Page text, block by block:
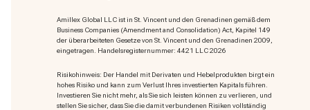
Amillex Global LLC ist in St. Vincent und den Grenadinen gemäß dem
Business Companies (Amendment and Consolidation) Act, Kapitel 149
der überarbeiteten Gesetze von St. Vincent und den Grenadinen 2009,
eingetragen. Handelsregisternummer: 4421 LLC 2026
Risikohinweis: Der Handel mit Derivaten und Hebelprodukten birgt ein
hohes Risiko und kann zum Verlust Ihres investierten Kapitals führen.
Investieren Sie nicht mehr, als Sie sich leisten können zu verlieren, und
stellen Sie sicher, dass Sie die damit verbundenen Risiken vollständig